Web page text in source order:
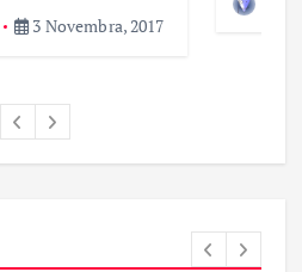
3 Novembra, 2017